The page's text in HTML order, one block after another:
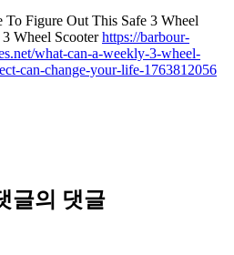
Figure Out This Safe 3 Wheel
Wheel Scooterhttps://barbour-
what-can-a-weekly-3-wheel-
can-change-your-life-1763812056
글의 댓글